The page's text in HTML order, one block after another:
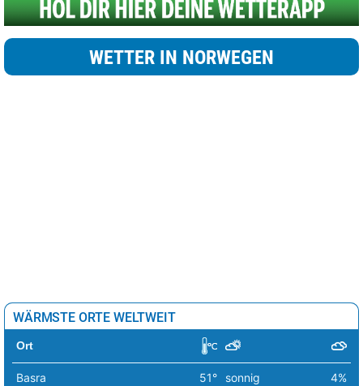
WETTER IN NORWEGEN
WÄRMSTE ORTE WELTWEIT
Ort
Basra 51° sonnig 4%